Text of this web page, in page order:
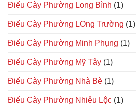
Điếu Cày Phường Long Bình (1)
Điếu Cày Phường LOng Trường (1)
Điếu Cày Phường Minh Phụng (1)
Điếu Cày Phường Mỹ Tây (1)
Điếu Cày Phường Nhà Bè (1)
Điếu Cày Phường Nhiêu Lộc (1)